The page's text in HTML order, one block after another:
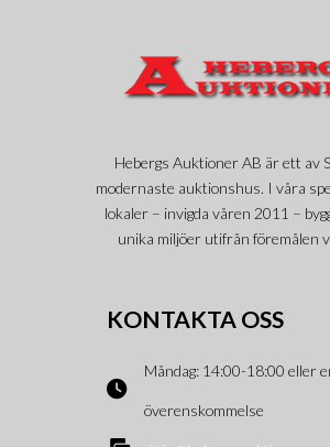
Hebergs Auktioner AB är ett av
modernaste auktionshus. I våra
lokaler – invigda våren 2011 –
unika miljöer utifrån föremålen
KONTAKTA OSS
Måndag: 14:00-18:00 eller
överenskommelse